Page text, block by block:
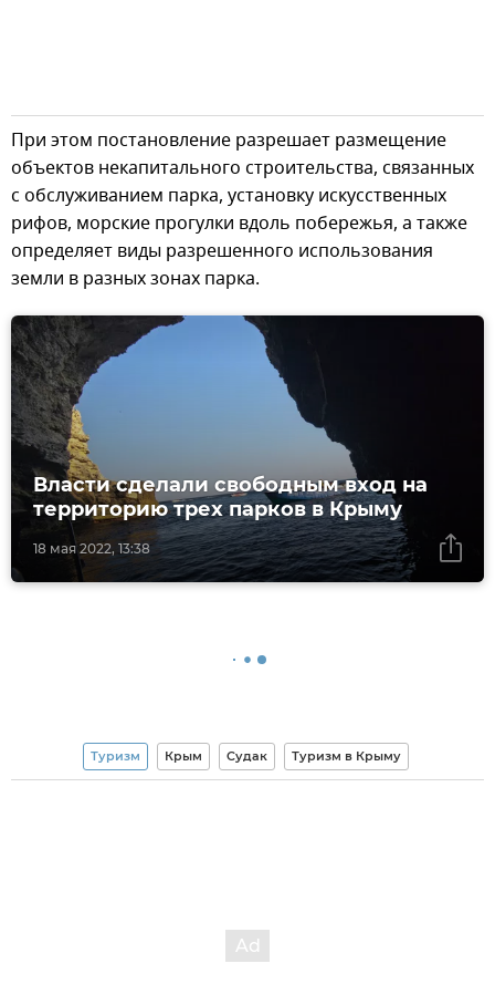
При этом постановление разрешает размещение
объектов некапитального строительства, связанных
с обслуживанием парка, установку искусственных
рифов, морские прогулки вдоль побережья, а также
определяет виды разрешенного использования
земли в разных зонах парка.
18 мая 2022, 13:38
Власти сделали свободным вход на
территорию трех парков в Крыму
Туризм Крым Судак Туризм в Крыму